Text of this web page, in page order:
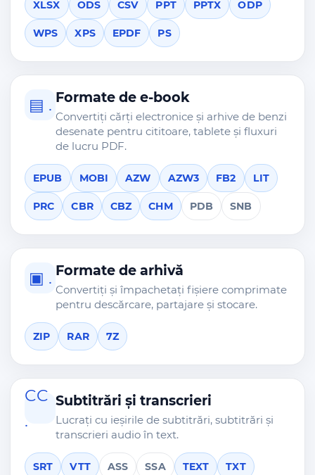
XLSX ODS CSV PPT PPTX ODP
WPS XPS EPDF PS
▤ . Formate de e-book
Convertiți cărți electronice și arhive de benzi
desenate pentru cititoare, tablete și fluxuri
de lucru PDF.
EPUB MOBI AZW AZW3 FB2 LIT
PRC CBR CBZ CHM PDB SNB
▣ . Formate de arhivă
Convertiți și împachetați fișiere comprimate
pentru descărcare, partajare și stocare.
ZIP RAR 7Z
CC
.
Subtitrări și transcrieri
Lucrați cu ieșirile de subtitrări, subtitrări și
transcrieri audio în text.
SRT VTT ASS SSA TEXT TXT